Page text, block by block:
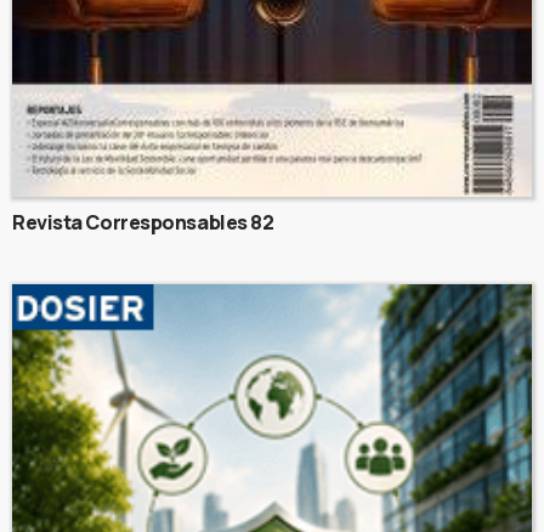
Revista Corresponsables 82